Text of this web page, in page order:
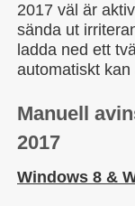
2017 väl är
sända ut
ladda ned ett
automatiskt
Manuell
2017
Windows 8 &